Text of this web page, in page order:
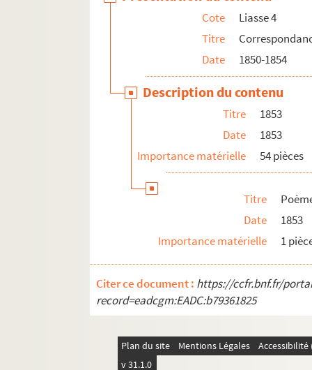
Cote
Liasse 4
Titre
Date
1850-1854
Description du contenu
Titre
1853
Date
1853
Importance matérielle
54 pièces
Titre
Date
1853
Importance matérielle
1
Citer ce document : https://ccfr.bnf.fr/
record=eadcgm:EADC:b79361825
Plan du site Mentions Légales
v 31.1.0